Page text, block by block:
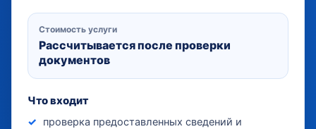
Стоимость услуги
Рассчитывается после проверки
документов
Что входит
проверка предоставленных сведений и